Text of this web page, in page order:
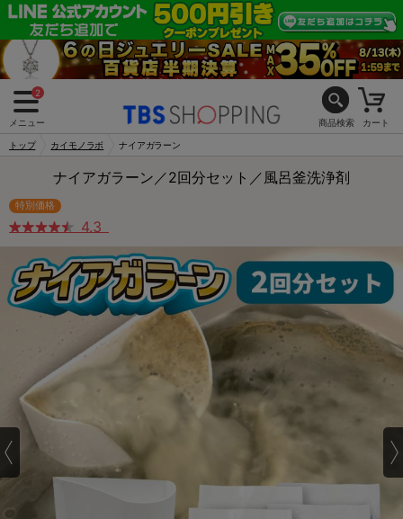
2
メニュー 商品検索 カート
トップ カイモノラボ ナイアガラーン
ナイアガラーン／2回分セット／風呂釜洗浄剤
特別価格
4.3